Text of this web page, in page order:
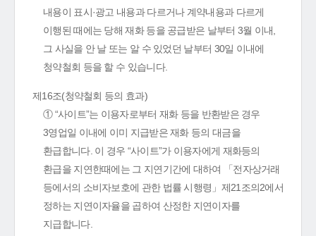
내용이 표시·광고 내용과 다르거나 계약내용과 다르게
이행된 때에는 당해 재화 등을 공급받은 날부터 3월 이내,
그 사실을 안 날 또는 알 수 있었던 날부터 30일 이내에
청약철회 등을 할 수 있습니다.
제16조(청약철회 등의 효과)
① “사이트”는 이용자로부터 재화 등을 반환받은 경우
3영업일 이내에 이미 지급받은 재화 등의 대금을
환급합니다. 이 경우 “사이트”가 이용자에게 재화등의
환급을 지연한때에는 그 지연기간에 대하여 「전자상거래
등에서의 소비자보호에 관한 법률 시행령」제21조의2에서
정하는 지연이자율을 곱하여 산정한 지연이자를
지급합니다.